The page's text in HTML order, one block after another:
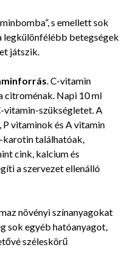
s emellett sok
legkülönfélébb betegségek
játszik.
. C-vitamin
citroménak. Napi 10 ml
vitamin-szükségletet. A
P vitaminok és A vitamin
találhatóak,
cink, kalcium és
a szervezet ellenálló
növényi színanyagokat
sok egyéb hatóanyagot,
széleskörű